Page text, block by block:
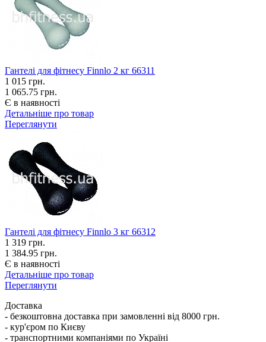
Гантелі для фітнесу Finnlo 2 кг 66311
1 015 грн.
1 065.75 грн.
Є в наявності
Детальніше про товар
Переглянути
Гантелі для фітнесу Finnlo 3 кг 66312
1 319 грн.
1 384.95 грн.
Є в наявності
Детальніше про товар
Переглянути
Доставка
- безкоштовна доставка при замовленні від 8000 грн.
- кур'єром по Києву
- транспортними компаніями по Україні